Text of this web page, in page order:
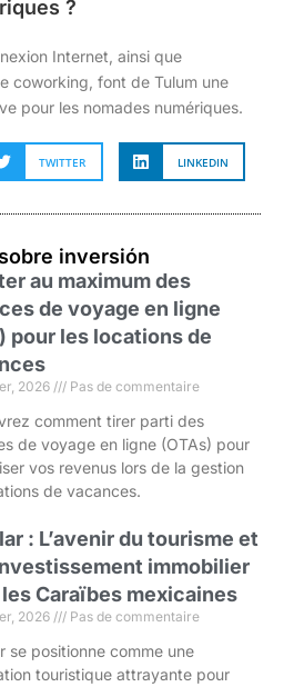
?
Internet, ainsi que
coworking, font de Tulum une
pour les nomades numériques.
TWITTER LINKEDIN
inversión
au maximum des
de voyage en ligne
pour les locations de
2026 Pas de commentaire
comment tirer parti des
de voyage en ligne (OTAs) pour
vos revenus lors de la gestion
de vacances.
: L’avenir du tourisme et
immobilier
Caraïbes mexicaines
2026 Pas de commentaire
se positionne comme une
touristique attrayante pour